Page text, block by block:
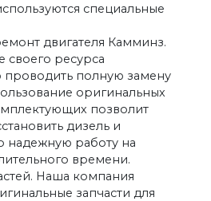
специальные
двигателя Камминз.
своего ресурса
проводить полную замену
оригинальных
позволит
дизель и
надежную работу на
времени.
Наша компания
запчасти для